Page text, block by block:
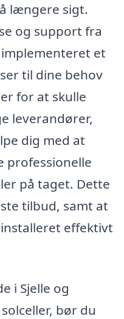
længere sigt.
og support fra
et
til dine behov
for at skulle
leverandører,
dig med at
professionelle
på taget. Dette
tilbud, samt at
effektivt
i Sjelle og
bør du